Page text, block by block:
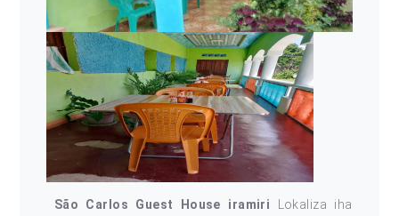
São Carlos Guest House iramiri Lokaliza iha